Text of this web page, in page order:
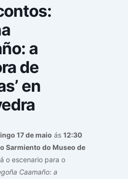
a
de
en
17 de maio ás 12:30
Sarmiento do Museo de
o escenario para o
Caamaño: a